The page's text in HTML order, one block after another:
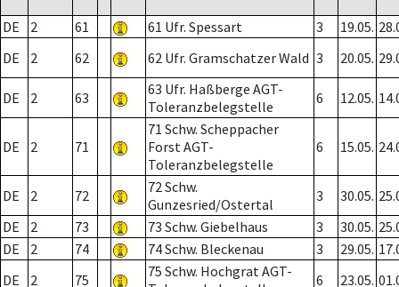
DE 2 61 61 Ufr. Spessart 3 19.05.
DE
2 62 62 Ufr. Gramschatzer Wald 3 20.05.
DE 2 63
63 Ufr. Haßberge AGT-
Toleranzbelegstelle
6 12.05.
DE 2 71
71 Schw. Scheppacher
Forst AGT-
Toleranzbelegstelle
6 15.05.
DE 2 72
72 Schw.
Gunzesried/Ostertal
3 30.05.
DE
2 73 73 Schw. Giebelhaus 3 30.05.
DE
2 74 74 Schw. Bleckenau 3 29.05.
DE
2 75
75 Schw. Hochgrat AGT-
6 23.05.